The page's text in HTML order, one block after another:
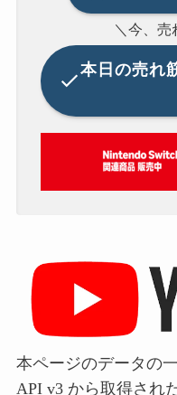
＼今、売
本日の売れ
本ページのデータの
API v3 から取得され